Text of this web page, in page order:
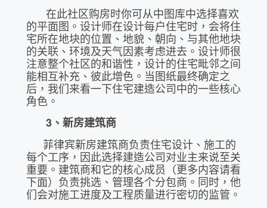
在此社区购房时你可从中图库中选择喜欢
的平面图。设计师在设计每户住宅时，会将住
宅所在地块的位置、地貌、朝向、与其他地块
的关联、环境及天气因素考虑进去。设计师很
注意整个社区的和谐性，设计的住宅毗邻之间
能相互补充、彼此增色。当图纸最终确定之
后，我们来看一下住宅建造公司中的一些核心
角色。
3、新房建筑商
菲律宾新房建筑商负责住宅设计、施工的
每个工序，因此选择建造公司对业主来说至关
重要。建筑商和它的核心成员（更多内容请看
下面）负责挑选、管理各个分包商。同时，他
们会对施工进度及工程质量进行密切的监管。